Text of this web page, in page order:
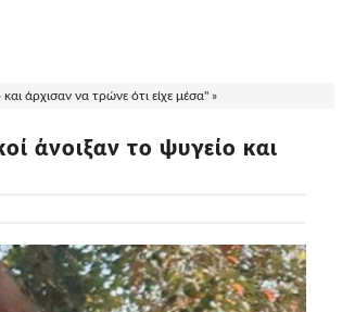
άρχισαν να τρώνε ότι είχε μέσα" »
άνοιξαν το ψυγείο και